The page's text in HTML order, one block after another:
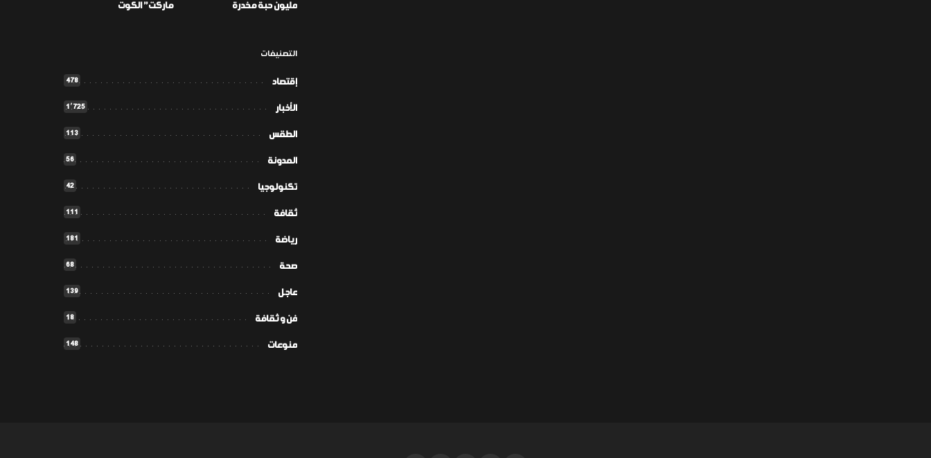
مليون حبة مخدرة
ماركت” الكوت
التصنيفات
إقتصاد 478
الأخبار 1٬725
الطقس 113
المدونة 56
تكنولوجيا 42
ثقافة 111
رياضة 181
صحة 68
عاجل 139
فن و ثقافة 18
منوعات 148